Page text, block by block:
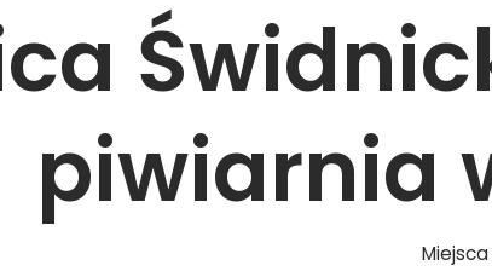
piwiarnia
Miejsca